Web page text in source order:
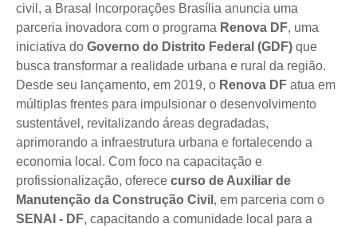
civil, a Brasal Incorporações Brasília anuncia uma
parceria inovadora com o programa Renova DF, uma
iniciativa do Governo do Distrito Federal (GDF) que
busca transformar a realidade urbana e rural da região.
Desde seu lançamento, em 2019, o Renova DF atua em
múltiplas frentes para impulsionar o desenvolvimento
sustentável, revitalizando áreas degradadas,
aprimorando a infraestrutura urbana e fortalecendo a
economia local. Com foco na capacitação e
profissionalização, oferece curso de Auxiliar de
Manutenção da Construção Civil , em parceria com o
SENAI - DF, capacitando a comunidade local para a